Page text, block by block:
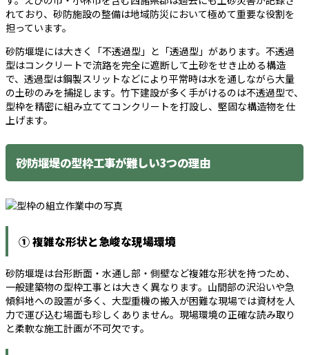
れており、砂防施設の整備は地域防災において極めて重要な役割を
担っています。
砂防堰堤には大きく「不透過型」と「透過型」があります。不透過
型はコンクリートで流路を完全に遮断して土砂をせき止める構造
で、透過型は鋼製スリットなどにより平常時は水を通しながら大量
の土砂のみを捕捉します。竹下建設が多く手がけるのは不透過型で、
型枠を精密に組み立ててコンクリートを打設し、堅固な構造物を仕
上げます。
砂防堰堤の型枠工事が難しい3つの理由
① 複雑な形状と急峻な現場環境
砂防堰堤は台形断面・水通し部・側壁など複雑な形状を持つため、
一般建築物の型枠工事とは大きく異なります。山間部の沢沿いや急
傾斜地への設置が多く、大型重機の搬入が困難な現場では資材を人
力で運び込む場面も珍しくありません。現場環境の正確な読み取り
と柔軟な施工計画が不可欠です。